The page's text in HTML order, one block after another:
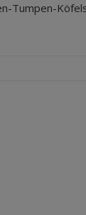
Tumpen-